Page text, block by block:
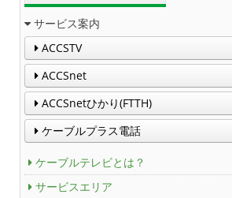
サービス案内
ACCSTV
ACCSnet
ACCSnetひかり(FTTH)
ケーブルプラス電話
ケーブルテレビとは？
サービスエリア
ＡＣＣＳ番組基準
放送番組審議会議事録
個人情報保護方針
人材募集
アクセス